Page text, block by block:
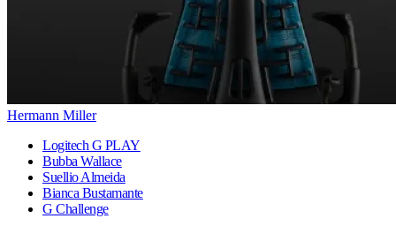
Hermann Miller
Logitech G PLAY
Bubba Wallace
Suellio Almeida
Bianca Bustamante
G Challenge